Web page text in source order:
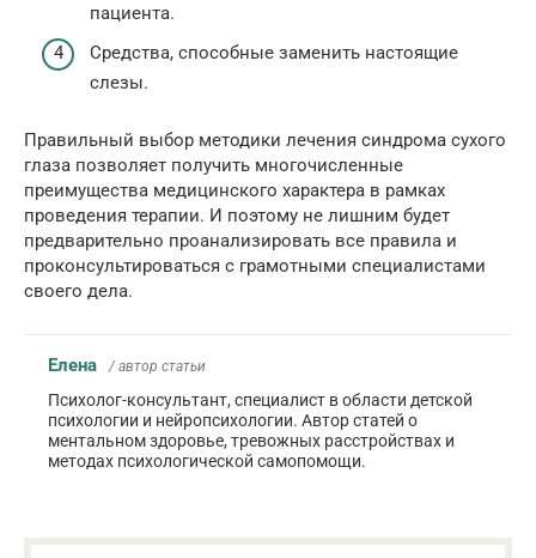
пациента.
Средства, способные заменить настоящие
слезы.
Правильный выбор методики лечения синдрома сухого
глаза позволяет получить многочисленные
преимущества медицинского характера в рамках
проведения терапии. И поэтому не лишним будет
предварительно проанализировать все правила и
проконсультироваться с грамотными специалистами
своего дела.
Елена / автор статьи
Психолог-консультант, специалист в области детской
психологии и нейропсихологии. Автор статей о
ментальном здоровье, тревожных расстройствах и
методах психологической самопомощи.